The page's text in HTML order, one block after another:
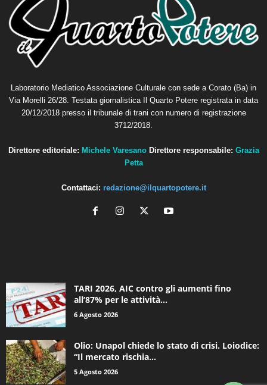
Laboratorio Mediatico Associazione Culturale con sede a Corato (Ba) in
Via Morelli 26/28. Testata giornalistica Il Quarto Potere registrata in data
20/12/2018 presso il tribunale di trani con numero di registrazione
3712/2018.
Direttore editoriale: Michele Varesano Direttore responsabile: Grazia
Petta
Contattaci: redazione@ilquartopotere.it
TARI 2026, AIC contro gli aumenti fino
all’87% per le attività...
6 Agosto 2026
Olio: Unapol chiede lo stato di crisi. Loiodice:
“Il mercato rischia...
5 Agosto 2026